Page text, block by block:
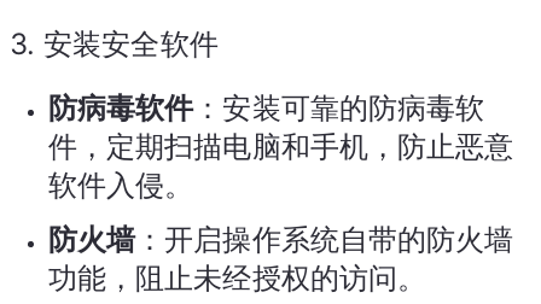
3. 安装安全软件
防病毒软件：安装可靠的防病毒软
件，定期扫描电脑和手机，防止恶意
软件入侵。
防火墙：开启操作系统自带的防火墙
功能，阻止未经授权的访问。